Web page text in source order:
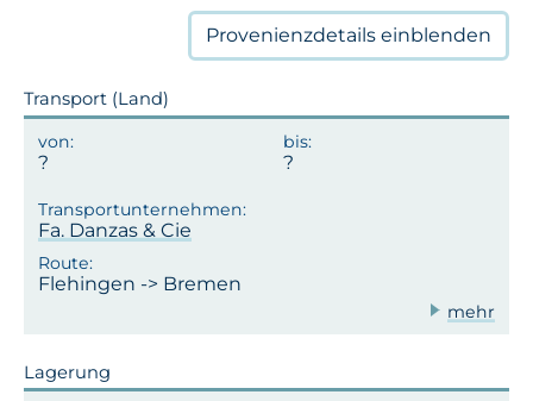
Provenienzdetails einblenden
Transport (Land)
Fa. Danzas & Cie
Flehingen -> Bremen
mehr
Lagerung